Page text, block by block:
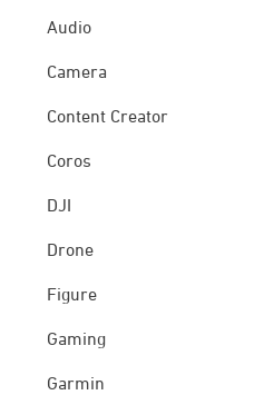
Audio
Camera
Content Creator
Coros
DJI
Drone
Figure
Gaming
Garmin